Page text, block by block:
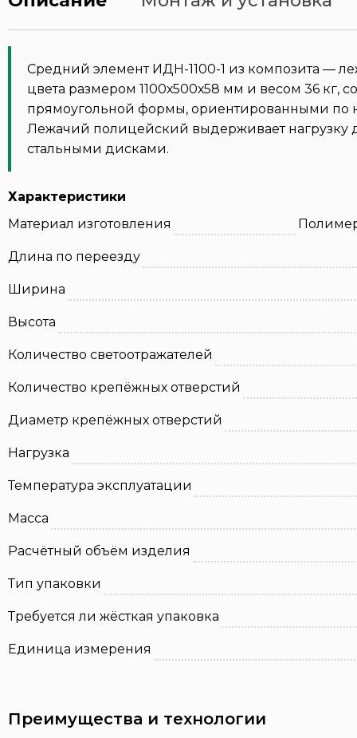
Средний элемент ИДН-1100-1 из композита —
цвета размером 1100х500х58 мм и весом 36 кг,
прямоугольной формы, ориентированными по
Лежачий полицейский выдерживает нагрузку
стальными дисками.
Характеристики
Материал изготовления
Длина по переезду
Ширина
Высота
Количество светоотражателей
Количество крепёжных отверстий
Диаметр крепёжных отверстий
Нагрузка
Температура эксплуатации
Масса
Расчётный объём изделия
Тип упаковки
Требуется ли жёсткая упаковка
Единица измерения
Преимущества и технологии